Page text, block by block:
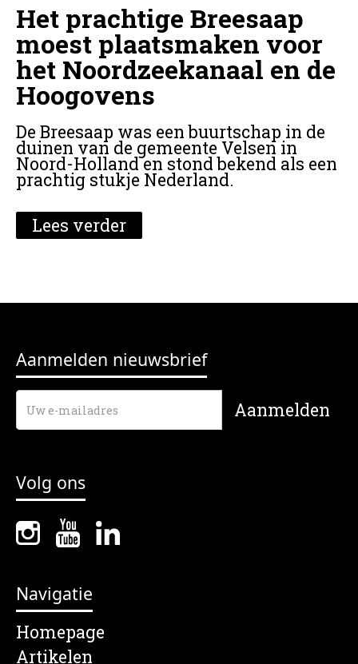
Het prachtige Breesaap
moest plaatsmaken voor
het Noordzeekanaal en de
Hoogovens
De Breesaap was een buurtschap in de
duinen van de gemeente Velsen in
Noord-Holland en stond bekend als een
prachtig stukje Nederland.
Lees verder
Aanmelden nieuwsbrief
Volg ons
Navigatie
Homepage
Artikelen